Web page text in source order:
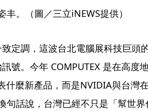
。（圖／三立iNEWS提供）
定調，這波台北電腦展科技巨頭
號。今年 COMPUTEX 是在高度
什麼新產品，而是NVIDIA與台灣
話說，台灣已經不只是「幫世界